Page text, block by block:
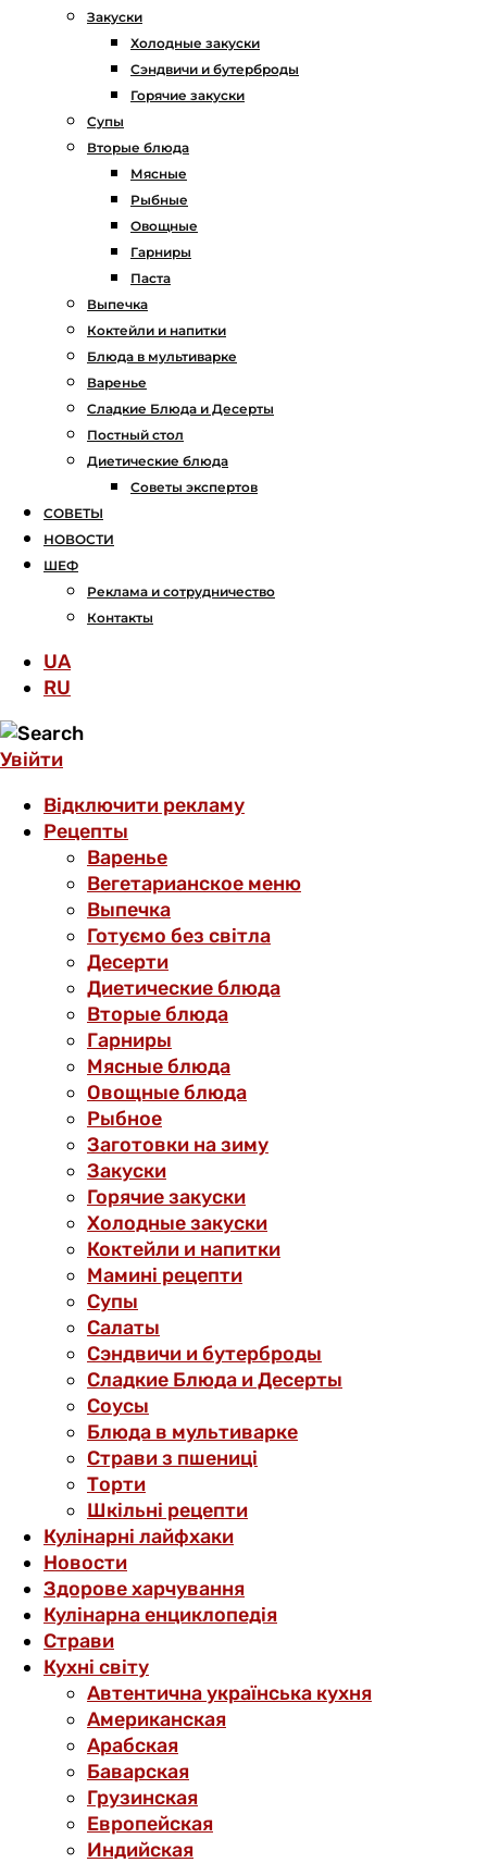
Закуски
Холодные закуски
Сэндвичи и бутерброды
Горячие закуски
Супы
Вторые блюда
Мясные
Рыбные
Овощные
Гарниры
Паста
Выпечка
Коктейли и напитки
Блюда в мультиварке
Варенье
Сладкие Блюда и Десерты
Постный стол
Диетические блюда
Советы экспертов
СОВЕТЫ
НОВОСТИ
ШЕФ
Реклама и сотрудничество
Контакты
UA
RU
Увійти
Відключити рекламу
Рецепты
Варенье
Вегетарианское меню
Выпечка
Готуємо без світла
Десерти
Диетические блюда
Вторые блюда
Гарниры
Мясные блюда
Овощные блюда
Рыбное
Заготовки на зиму
Закуски
Горячие закуски
Холодные закуски
Коктейли и напитки
Мамині рецепти
Супы
Салаты
Сэндвичи и бутерброды
Сладкие Блюда и Десерты
Соусы
Блюда в мультиварке
Страви з пшениці
Торти
Шкільні рецепти
Кулінарні лайфхаки
Новости
Здорове харчування
Кулінарна енциклопедія
Страви
Кухні світу
Автентична українська кухня
Американская
Арабская
Баварская
Грузинская
Европейская
Индийская